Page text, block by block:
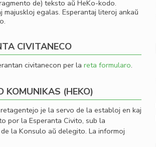
de) teksto aŭ HeKo-kodo.
majuskloj egalas. Esperantaj literoj ankaŭ
CIVITANECO
civitanecon per la reta formularo.
KOMUNIKAS (HEKO)
je la servo de la establoj en kaj
por la Esperanta Civito, sub la
la Konsulo aŭ delegito. La informoj